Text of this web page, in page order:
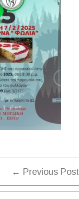
← Previous Post